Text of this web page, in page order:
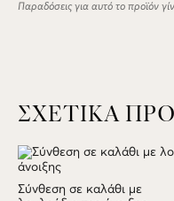
Παραδόσεις για αυτό το προϊόν
ΣΧΕΤΙΚΆ
Σύνθεση σε καλάθι με